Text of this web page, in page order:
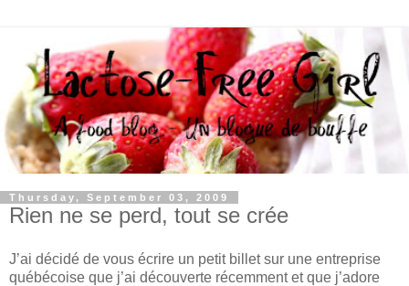
Thursday, September 03, 2009
Rien ne se perd, tout se crée
J’ai décidé de vous écrire un petit billet sur une entreprise
québécoise que j’ai découverte récemment et que j’adore